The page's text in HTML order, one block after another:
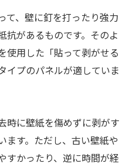
て、壁に釘を打ったり強力
抗があるものです。そのよ
使用した「貼って剥がせる
イプのパネルが適していま
時に壁紙を傷めずに剥がす
ます。ただし、古い壁紙や
すかったり、逆に時間が経